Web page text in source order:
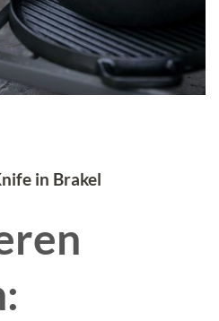
in Brakel